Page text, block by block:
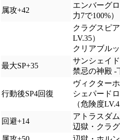
属攻+42
エンバーグ
力7で100%）
クラグスピ
LV.35）
クリアブル
最大SP+35
サンシェイ
禁忌の神殿 -
行動後SP4回復
ヴィクター
シェパード
（危険度
回避+14
アトラスダ
辺獄・クラ